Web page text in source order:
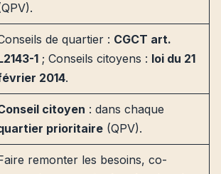
de quartier : CGCT art.
1 ; Conseils citoyens : loi du 21
2014.
citoyen : dans chaque
prioritaire (QPV).
remonter les besoins, co-